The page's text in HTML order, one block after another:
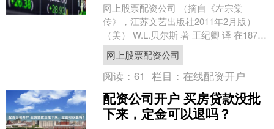
网上股票配资公司 （摘自《左宗棠
传》，江苏文艺出版社2011年2月版）
（美） W.L.贝尔斯 著 王纪卿 译 在1878
年12月攻占喀什以后的岁月里，左宗棠
忙....
网上股票配资公司
阅读：61 栏目：在线配资开户
配资公司开户 买房贷款没批
下来，定金可以退吗？